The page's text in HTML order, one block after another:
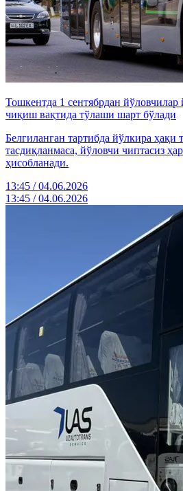
Тошкентда 1 сентябрдан йўловчилар
чиқиш вақтида тўлаши шарт бўлади
Белгиланган тартибда йўлкира ҳақи
тасдиқланмаса, йўловчи чиптасиз
ҳисобланади.
13:45 / 04.06.2026
13:45 / 04.06.2026